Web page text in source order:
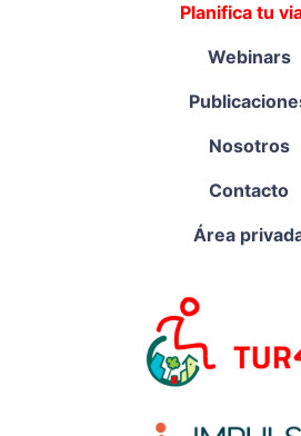
Planifica tu
Webinars
Nosotros
Contacto
Área